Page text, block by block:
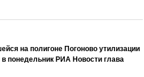
на полигоне Погоново утилизации
понедельник РИА Новости глава